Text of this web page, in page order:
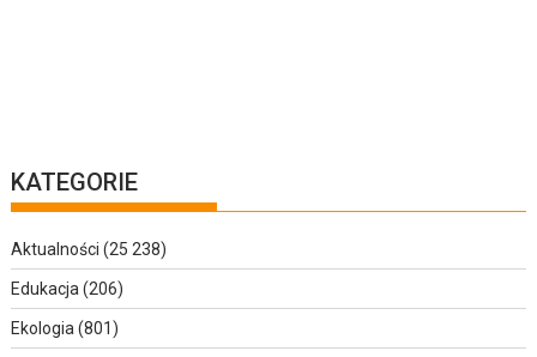
KATEGORIE
Aktualności (25 238)
Edukacja(206)
Ekologia(801)